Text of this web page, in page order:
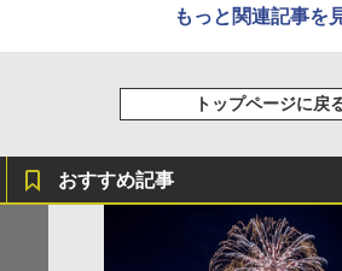
もっと関連記事を
トップページに戻
おすすめ記事